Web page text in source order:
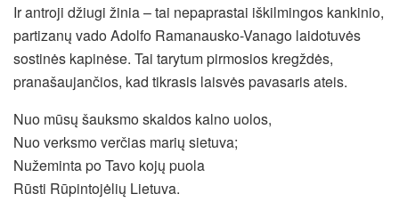
Ir antroji džiugi žinia – tai nepaprastai iškilmingos kankinio,
partizanų vado Adolfo Ramanausko-Vanago laidotuvės
sostinės kapinėse. Tai tarytum pirmosios kregždės,
pranašaujančios, kad tikrasis laisvės pavasaris ateis.
Nuo mūsų šauksmo skaldos kalno uolos,
Nuo verksmo verčias marių sietuva;
Nužeminta po Tavo kojų puola
Rūsti Rūpintojėlių Lietuva.